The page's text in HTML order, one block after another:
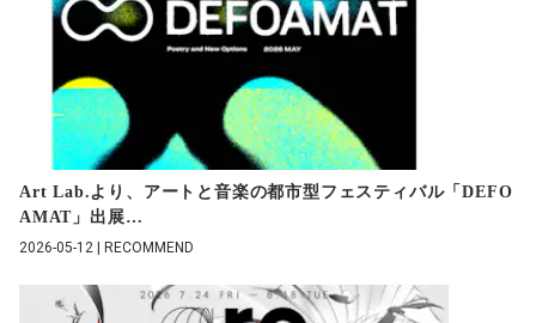
Art Lab.より、アートと音楽の都市型フェスティバル「DEFO
AMAT」出展…
2026-05-12 | RECOMMEND